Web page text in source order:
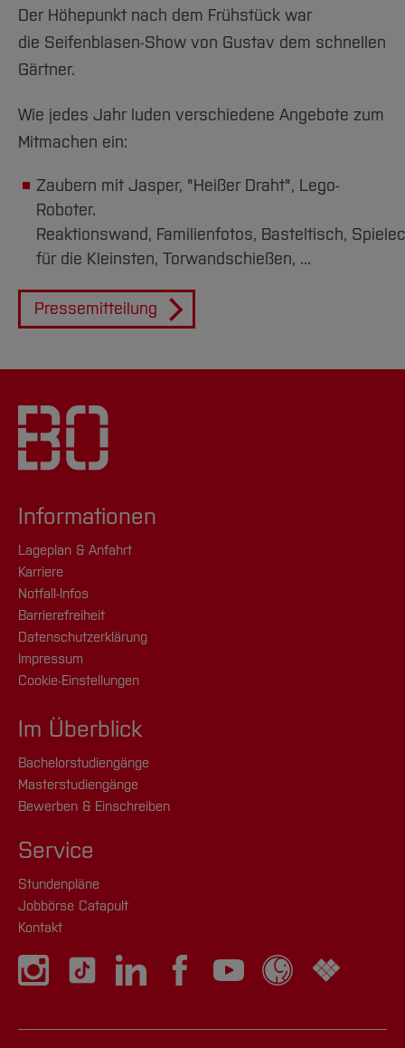
Der Höhepunkt nach dem Frühstück war
die Seifenblasen-Show von Gustav dem schnellen
Gärtner.
Wie jedes Jahr luden verschiedene Angebote zum
Mitmachen ein:
Zaubern mit Jasper, "Heißer Draht", Lego-
Roboter.
Reaktionswand, Familienfotos, Basteltisch,
für die Kleinsten, Torwandschießen, ...
Pressemitteilung
Informationen
Lageplan & Anfahrt
Karriere
Notfall-Infos
Barrierefreiheit
Datenschutzerklärung
Impressum
Cookie-Einstellungen
Im Überblick
Bachelorstudiengänge
Masterstudiengänge
Bewerben & Einschreiben
Service
Stundenpläne
Jobbörse Catapult
Kontakt